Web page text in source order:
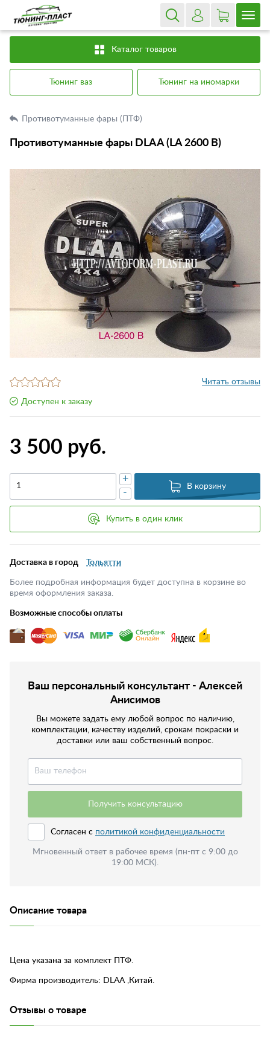
Каталог товаров
Тюнинг ваз Тюнинг на иномарки
Противотуманные фары (ПТФ)
Противотуманные фары DLAA (LA 2600 B)
Читать отзывы
Доступен к заказу
3 500 руб.
-
+
В корзину
Купить в один клик
Доставка в город Тольятти
Более подробная информация будет доступна в корзине во
время оформления заказа.
Возможные способы оплаты
Ваш персональный консультант - Алексей
Анисимов
Вы можете задать ему любой вопрос по наличию,
комплектации, качеству изделий, срокам покраски и
доставки или ваш собственный вопрос.
Получить консультацию
Согласен с политикой конфиденциальности
Мгновенный ответ в рабочее время (пн-пт с 9:00 до
19:00 МСК).
Описание товара
Цена указана за комплект ПТФ.
Фирма производитель: DLAA ,Китай.
Отзывы о товаре